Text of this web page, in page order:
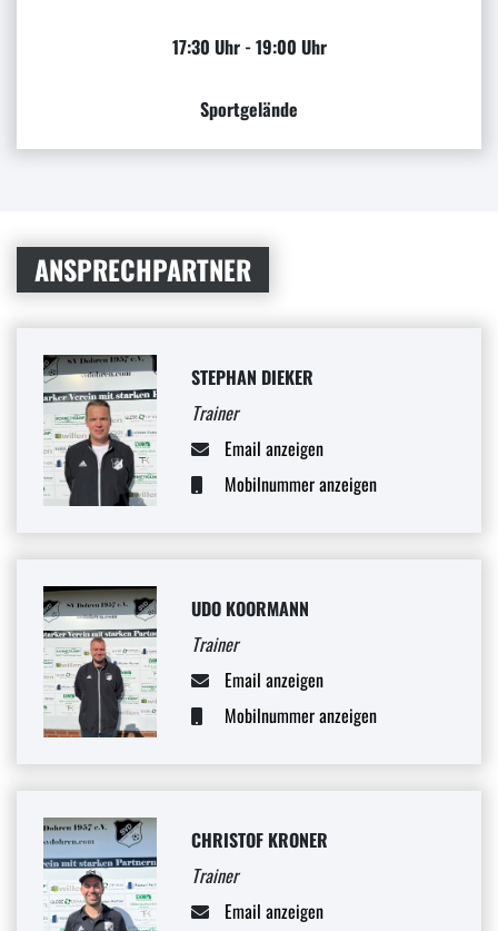
17:30 Uhr - 19:00 Uhr
Sportgelände
ANSPRECHPARTNER
STEPHAN DIEKER
Trainer
Email anzeigen
Mobilnummer anzeigen
UDO KOORMANN
Trainer
Email anzeigen
Mobilnummer anzeigen
CHRISTOF KRONER
Trainer
Email anzeigen